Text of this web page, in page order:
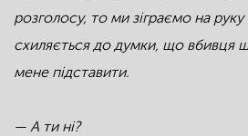
розголосу, то ми зіграємо на руку
схиляється до думки, що вбивця
мене підставити.
— А ти ні?